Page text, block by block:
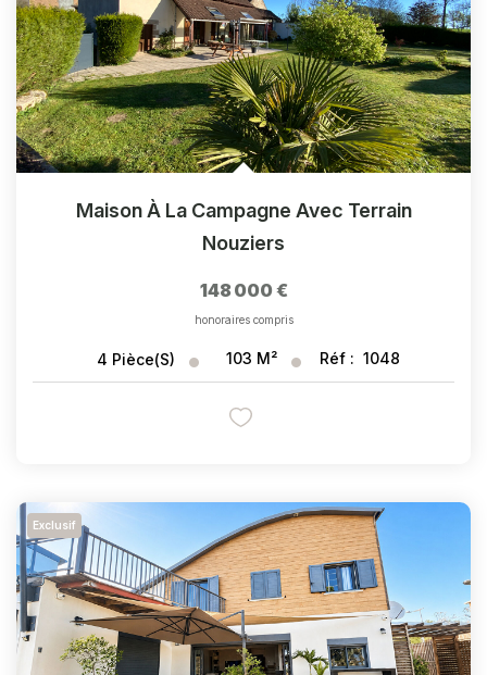
Maison À La Campagne Avec Terrain
Nouziers
148 000 €
honoraires compris
4 Pièce(s) 103 M² Réf : 1048
Exclusif